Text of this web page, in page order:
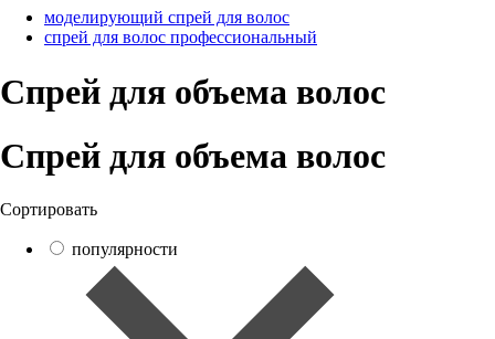
моделирующий спрей для волос
спрей для волос профессиональный
Спрей для объема волос
Спрей для объема волос
Сортировать
популярности